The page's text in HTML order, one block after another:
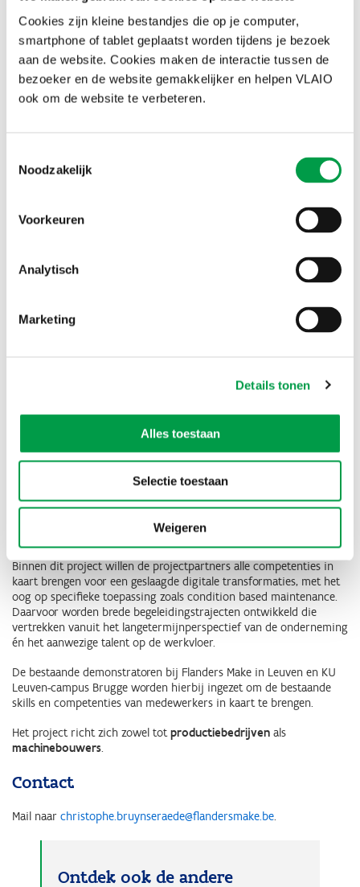
Cookies zijn kleine bestandjes die op je computer,
smartphone of tablet geplaatst worden tijdens je bezoek
aan de website. Cookies maken de interactie tussen de
bezoeker en de website gemakkelijker en helpen VLAIO
ook om de website te verbeteren.
Noodzakelijk
Voorkeuren
Analytisch
Marketing
Details tonen
Alles toestaan
Selectie toestaan
Weigeren
Waarover gaat het?
Dit maakt de weg vrij voor extra productiviteit en efficiëntie,
bijvoorbeeld dankzij conditioneel of zelfs predictief onderhoud.
competenties beschikken om data te interpreteren en betrouwbaar
te houden. Dit project brengt alle stappen die hiervoor nodig zijn
Waarom is dit belangrijk?
gevolg is dat ze beschikken over enorme hoeveelheden data. Dit
biedt uiteraard tal van nieuwe mogelijkheden, maar enkel op
Ze moeten deze data correct kunnen capteren en analyseren. En
vervolgens ook de juiste stappen zetten op basis van de
beschikbare data, bijvoorbeeld in het kader van conditie-gebaseerd
of zelfs predictief onderhoud.
Wat is het aanbod?
Binnen dit project willen de projectpartners alle competenties in
kaart brengen voor een geslaagde digitale transformaties, met het
oog op specifieke toepassing zoals condition based maintenance.
Daarvoor worden brede begeleidingstrajecten ontwikkeld die
vertrekken vanuit het langetermijnperspectief van de onderneming
én het aanwezige talent op de werkvloer.
De bestaande demonstratoren bij Flanders Make in Leuven en KU
Leuven-campus Brugge worden hierbij ingezet om de bestaande
skills en competenties van medewerkers in kaart te brengen.
Het project richt zich zowel totproductiebedrijven als
machinebouwers.
Contact
Mail naar christophe.bruynseraede@flandersmake.be.
Ontdek ook de andere